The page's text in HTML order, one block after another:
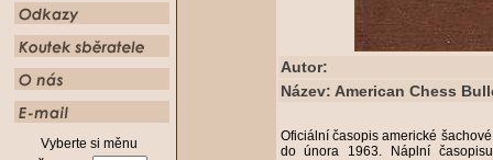
Vyberte si měnu
Autor:
Název: American Chess
Oficiální časopis americké
do února 1963. Náplní